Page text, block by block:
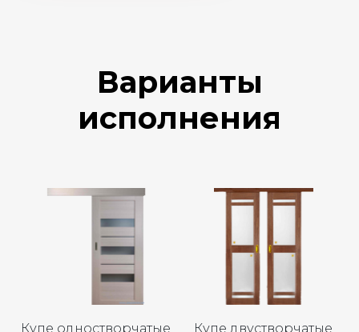
Варианты
исполнения
Купе одностворчатые Купе двустворчатые